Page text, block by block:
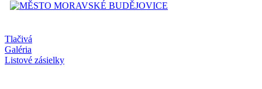
Tlačivá
Galéria
Listové zásielky